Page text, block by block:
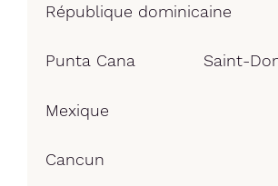
République dominicaine
Punta Cana Saint-
Mexique
Cancun